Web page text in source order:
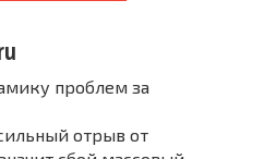
проблем за
отрыв от